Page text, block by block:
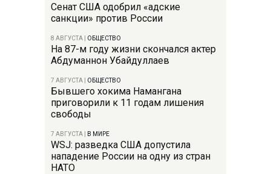
Сенат США одобрил «адские
санкции» против России
8 АВГУСТА ОБЩЕСТВО
На 87-м году жизни скончался актер
Абдуманнон Убайдуллаев
7 АВГУСТА ОБЩЕСТВО
Бывшего хокима Намангана
приговорили к 11 годам лишения
свободы
7 АВГУСТА В МИРЕ
WSJ: разведка США допустила
нападение России на одну из стран
НАТО